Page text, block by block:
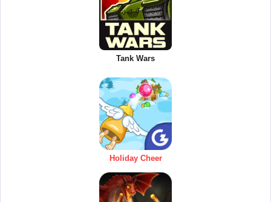
Tank Wars
Holiday Cheer